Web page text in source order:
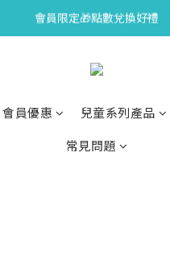
會員限定🎁點數兌換好禮
全新上市🫧變色牙膏加碼送好禮
會員優惠 兒童系列產品
常見問題